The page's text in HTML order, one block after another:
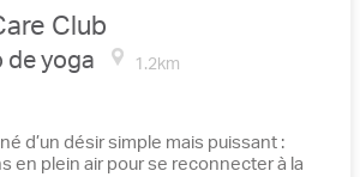
Club
yoga 1.2km
d’un désir simple mais puissant :
en plein air pour se reconnecter à la